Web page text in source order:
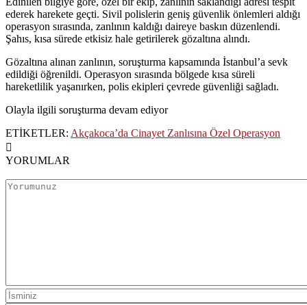
ederek harekete geçti. Sivil polislerin geniş güvenlik önlemleri aldığı
operasyon sırasında, zanlının kaldığı daireye baskın düzenlendi.
Şahıs, kısa sürede etkisiz hale getirilerek gözaltına alındı.
Gözaltına alınan zanlının, soruşturma kapsamında İstanbul’a sevk
edildiği öğrenildi. Operasyon sırasında bölgede kısa süreli
hareketlilik yaşanırken, polis ekipleri çevrede güvenliği sağladı.
Olayla ilgili soruşturma devam ediyor
ETİKETLER: Akçakoca’da Cinayet Zanlısına Özel Operasyon
YORUMLAR